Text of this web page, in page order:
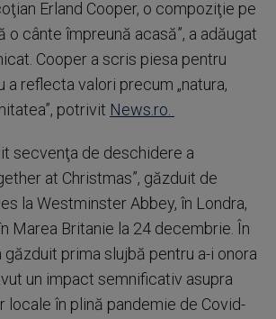
Erland Cooper, o compoziţie pe
o cânte împreună acasă”, a adăugat
Cooper a scris piesa pentru
a reflecta valori precum „natura,
potrivit News.ro.
secvenţa de deschidere a
at Christmas”, găzduit de
la Westminster Abbey, în Londra,
Marea Britanie la 24 decembrie. În
găzduit prima slujbă pentru a-i onora
un impact semnificativ asupra
locale în plină pandemie de Covid-